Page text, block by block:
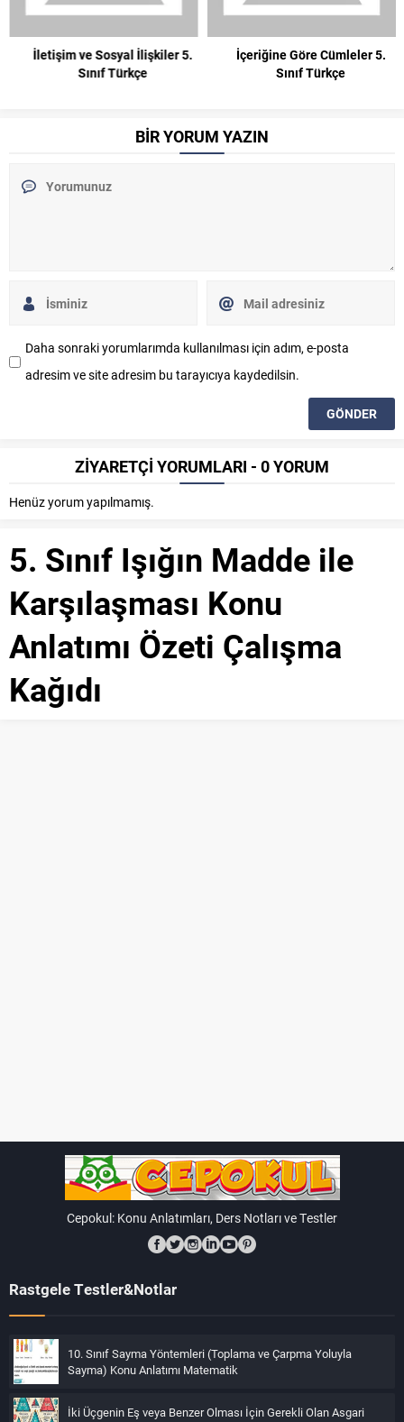
İletişim ve Sosyal İlişkiler 5.
Sınıf Türkçe
İçeriğine Göre Cümleler 5.
Sınıf Türkçe
BİR YORUM YAZIN
Daha sonraki yorumlarımda kullanılması için adım, e-posta
adresim ve site adresim bu tarayıcıya kaydedilsin.
ZİYARETÇİ YORUMLARI - 0 YORUM
Henüz yorum yapılmamış.
5. Sınıf Işığın Madde ile
Karşılaşması Konu
Anlatımı Özeti Çalışma
Kağıdı
Cepokul: Konu Anlatımları, Ders Notları ve Testler
Rastgele Testler&Notlar
10. Sınıf Sayma Yöntemleri (Toplama ve Çarpma Yoluyla
Sayma) Konu Anlatımı Matematik
İki Üçgenin Eş veya Benzer Olması İçin Gerekli Olan Asgari